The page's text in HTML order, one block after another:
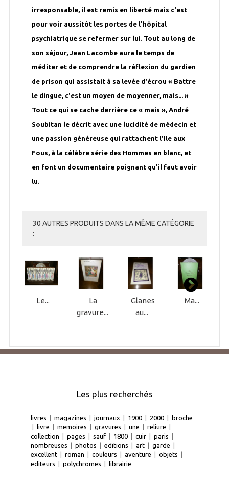
irresponsable, il est remis en liberté mais c'est
pour voir aussitôt les portes de l'hôpital
psychiatrique se refermer sur lui. Tout au long de
son séjour, Jean Lacombe aura le temps de
méditer et de comprendre la réflexion du gardien
de prison qui assistait à sa levée d'écrou « Battre
le dingue, c'est un moyen de moyenner, mais... »
Tout ce qui se cache derrière ce « mais », André
Soubitan le décrit avec une lucidité de médecin et
une passion généreuse qui rattachent l'Ile aux
Fous, à la célèbre série des Hommes en blanc, et
en font un documentaire poignant qu'il faut avoir
lu.
30 AUTRES PRODUITS DANS LA MÊME CATÉGORIE
:
Le...
La
gravure...
Glanes
au...
Ma...
Les plus recherchés
livres magazines journaux 1900 2000
broche
livre memoires gravures une reliure
collection
pages sauf 1800 cuir paris
nombreuses
photos editions art garde
excellent
roman couleurs aventure objets
editeurs
polychromes librairie